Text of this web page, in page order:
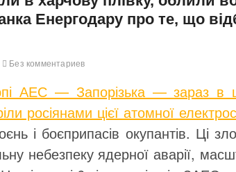
Енергодару про те, що
Без комментариев
АЕС — Запорізька — зараз в
росіянами цієї атомної
і боєприпасів окупантів. Ці
небезпеку ядерної аварії,